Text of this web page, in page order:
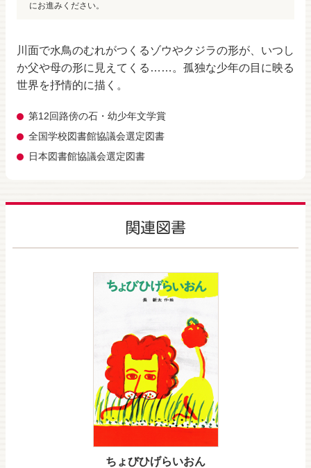
川面で水鳥のむれがつくるゾウやクジラの形が、いつし
か父や母の形に見えてくる……。孤独な少年の目に映る
世界を抒情的に描く。
第12回路傍の石・幼少年文学賞
全国学校図書館協議会選定図書
日本図書館協議会選定図書
にお進みください。
関連図書
ちょびひげらいおん